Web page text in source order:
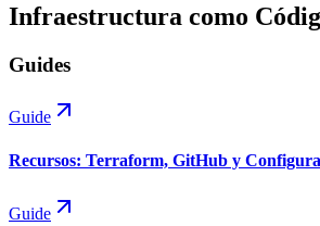
Infraestructura como
Guides
Guide
Recursos: Terraform, GitHub y
Guide